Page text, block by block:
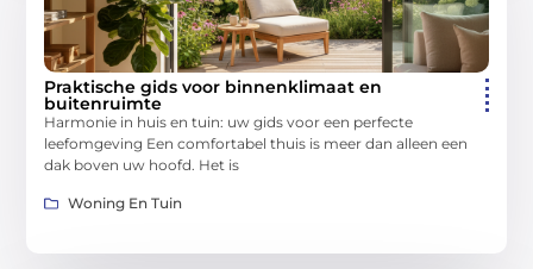
Praktische gids voor binnenklimaat en
buitenruimte
Harmonie in huis en tuin: uw gids voor een perfecte
leefomgeving Een comfortabel thuis is meer dan alleen een
dak boven uw hoofd. Het is
Woning En Tuin